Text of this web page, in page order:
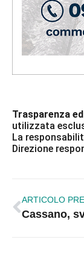
Trasparenza
utilizzata
La
Direzione